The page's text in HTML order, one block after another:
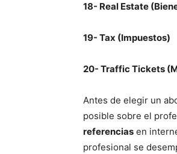
18- Real Estate
19- Tax (Impuestos)
20- Traffic Tickets
Antes de elegir un
posible sobre el
referencias en
profesional se